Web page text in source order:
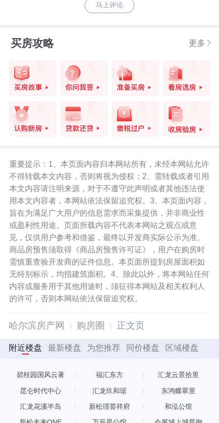
马上评论
买房攻略 更多
重要提示：1、本页面内容归本网站所有，未经本网站允许
不得转载本文内容，否则将视为侵权；2、需转载或者引用
本文内容请注明来源，对于不遵守此声明或者其他违法使
用本文内容者，本网站依法保留追究权。3、本页面内容，
旨在为满足广大用户的信息需求而采集提供，并非商业性
或盈利性用途。页面所载内容不代表本网站之观点或意
见，仅供用户参考和借鉴，最终以开发商实际公示为准。
商品房预售须取得《商品房预售许可证》，用户在购房时
需慎重查验开发商的证件信息。本页面所提到房屋面积如
无特别标示，均指建筑面积。4、除此以外，将本网站任何
内容或服务用于其他用途时，须征得本网站及相关权利人
的许可，否则本网站依法保留追究权。
哈尔滨房产网 购房圈 正文页
附近楼盘 最新楼盘 为您推荐 同价楼盘 区域楼盘
碧桂园国风云著 福汇东方 汇龙云景拾里
昆仑时代中心 汇龙玖和琚 东鸿蝶翠里
汇龙花溪半岛 新松璟荟祥府 和泓公馆